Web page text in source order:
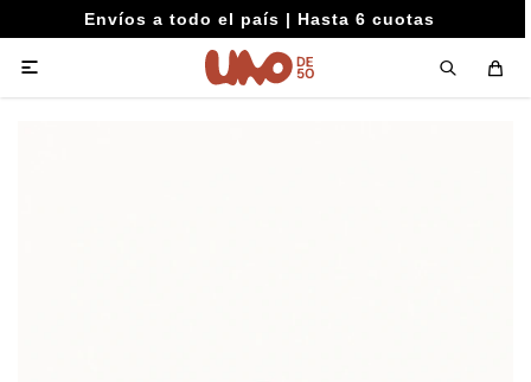
Envíos a todo el país | Hasta 6 cuotas
